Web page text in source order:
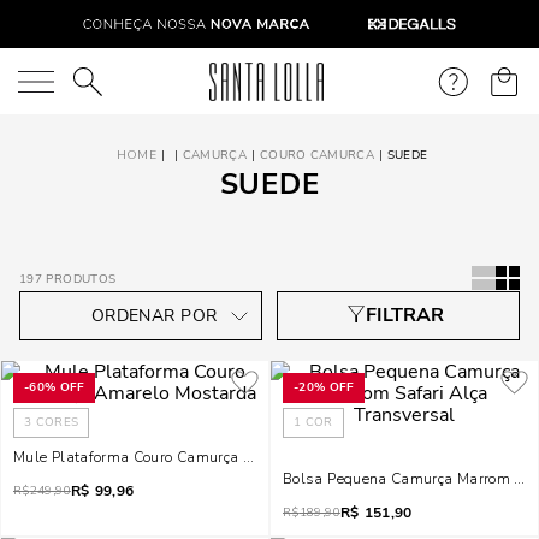
O que você está procurando?
CAMURÇA COURO CAMURCA SUEDE
SUEDE
197 PRODUTOS
-60% OFF
3 CORES
Mule Plataforma Couro Camurça Amarelo Mostarda
R$249,90R$ 99,96
-20% OFF
1 COR
Bolsa Pequena Camurça Marrom
R$189,90R$ 151,90